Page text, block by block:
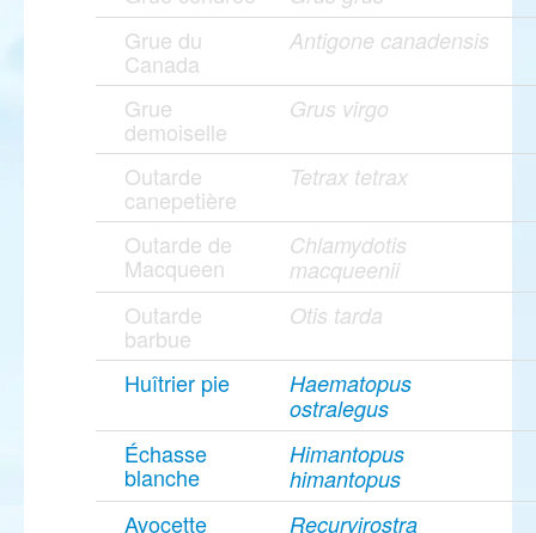
Grue du
Canada
Antigone canadensis
Grue
demoiselle
Grus virgo
Outarde
canepetière
Tetrax tetrax
Outarde de
Macqueen
Chlamydotis
macqueenii
Outarde
barbue
Otis tarda
Huîtrier pie
Haematopus
ostralegus
Échasse
blanche
Himantopus
himantopus
Avocette
Recurvirostra